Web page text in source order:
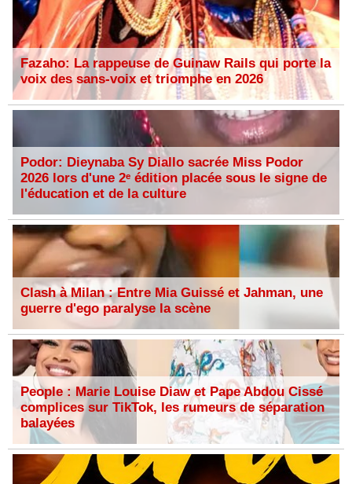
Fazaho: La rappeuse de Guinaw Rails qui porte la
voix des sans-voix et triomphe en 2026
Podor: Dieynaba Sy Diallo sacrée Miss Podor
2026 lors d'une 2ᵉ édition placée sous le signe de
l'éducation et de la culture
Clash à Milan : Entre Mia Guissé et Jahman, une
guerre d'ego paralyse la scène
People : Marie Louise Diaw et Pape Abdou Cissé
complices sur TikTok, les rumeurs de séparation
balayées